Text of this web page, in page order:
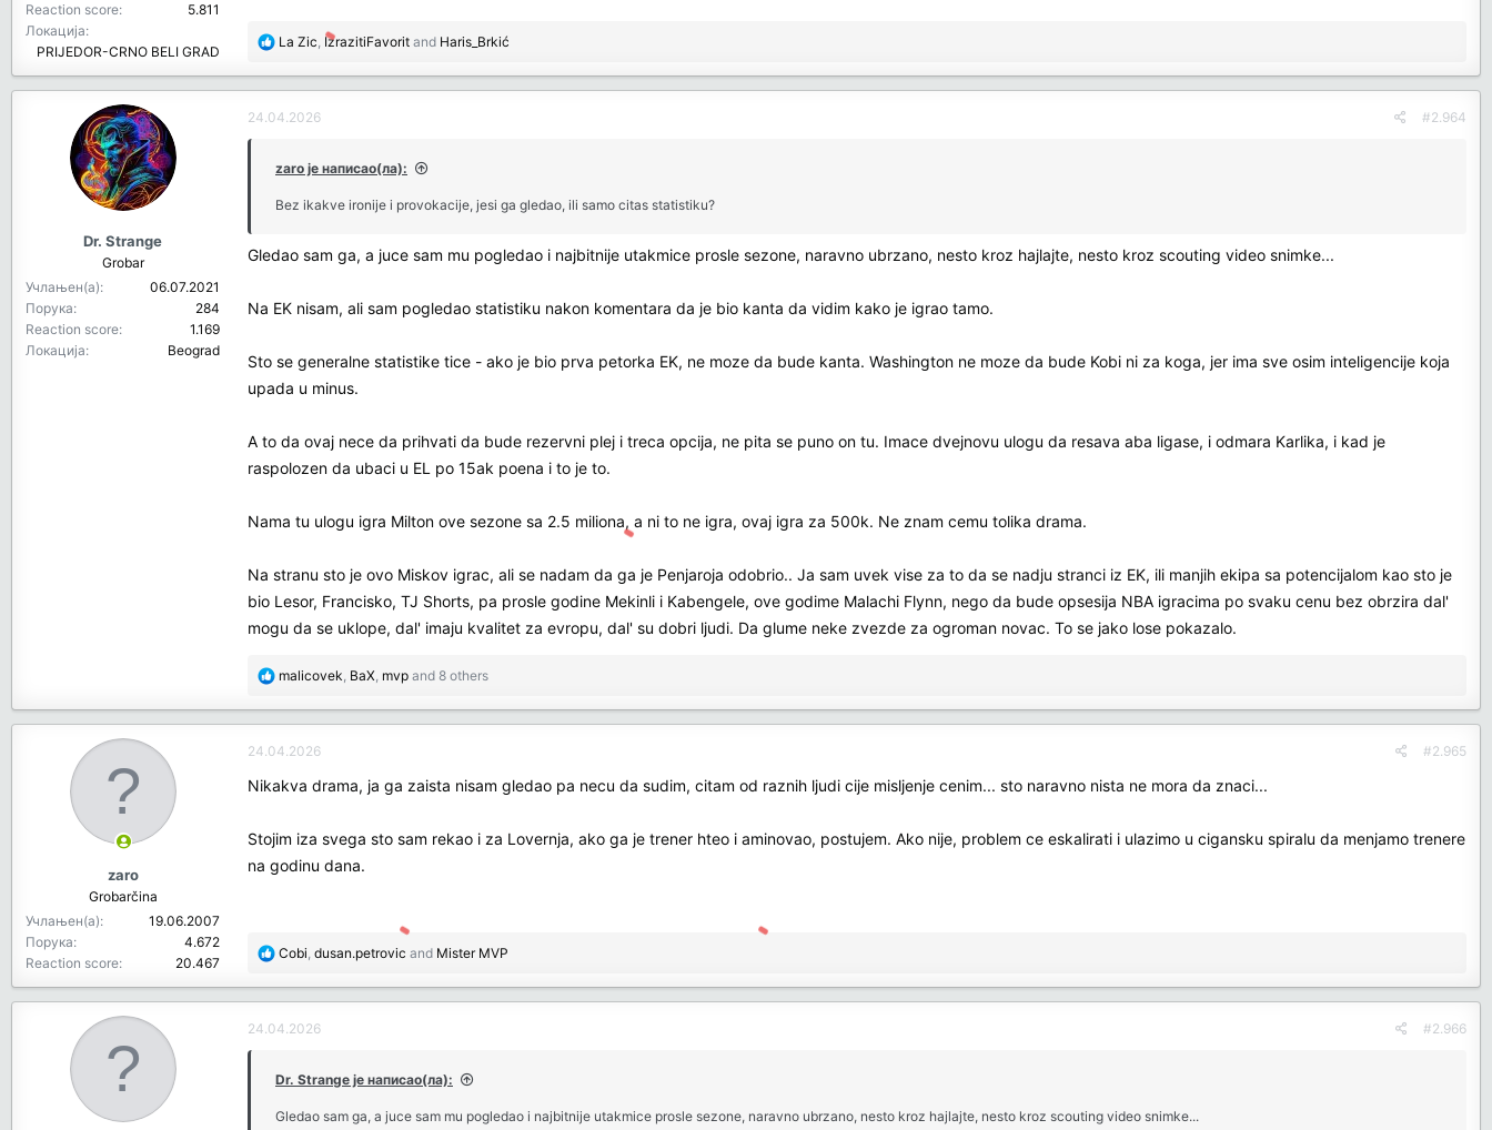
Reaction score
5.811
Локација
PRIJEDOR-CRNO BELI GRAD
R
t
o
s
La Zic, IzrazitiFavorit and Haris_Brkić
Dr. Strange
Grobar
Учлањен(а)
06.07.2021
Порука
284
Reaction score
1.169
Локација
Beograd
24.04.2026 #2.964
zaro је написао(ла):
Bez ikakve ironije i provokacije, jesi ga gledao, ili samo citas statistiku?
Gledao sam ga, a juce sam mu pogledao i najbitnije utakmice prosle sezone, naravno ubrzano, nesto kroz hajlajte, nesto kroz scouting video snimke...
Na EK nisam, ali sam pogledao statistiku nakon komentara da je bio kanta da vidim kako je igrao tamo.
Sto se generalne statistike tice - ako je bio prva petorka EK, ne moze da bude kanta. Washington ne moze da bude Kobi ni za koga, jer ima sve osim inteligencije koja
upada u minus.
A to da ovaj nece da prihvati da bude rezervni plej i treca opcija, ne pita se puno on tu. Imace dvejnovu ulogu da resava aba ligase, i odmara Karlika, i kad je
raspolozen da ubaci u EL po 15ak poena i to je to.
Nama tu ulogu igra Milton ove sezone sa 2.5 miliona, a ni to ne igra, ovaj igra za 500k. Ne znam cemu tolika drama.
Na stranu sto je ovo Miskov igrac, ali se nadam da ga je Penjaroja odobrio.. Ja sam uvek vise za to da se nadju stranci iz EK, ili manjih ekipa sa potencijalom kao sto je
bio Lesor, Francisko, TJ Shorts, pa prosle godine Mekinli i Kabengele, ove godime Malachi Flynn, nego da bude opsesija NBA igracima po svaku cenu bez obrzira dal'
mogu da se uklope, dal' imaju kvalitet za evropu, dal' su dobri ljudi. Da glume neke zvezde za ogroman novac. To se jako lose pokazalo.
R
t
i
s
:
malicovek, BaX, mvp and 8 others
zaro
Grobarčina
Учлањен(а)
19.06.2007
Порука
4.672
Reaction score
20.467
24.04.2026 #2.965
Nikakva drama, ja ga zaista nisam gledao pa necu da sudim, citam od raznih ljudi cije misljenje cenim... sto naravno nista ne mora da znaci...
Stojim iza svega sto sam rekao i za Lovernja, ako ga je trener hteo i aminovao, postujem. Ako nije, problem ce eskalirati i ulazimo u cigansku spiralu da menjamo trenere
na godinu dana.
R
a
t
o
s
Cobi dusan.petrovic and Mister MVP
24.04.2026 #2.966
Dr. Strange је написао(ла):
Gledao sam ga, a juce sam mu pogledao i najbitnije utakmice prosle sezone, naravno ubrzano, nesto kroz hajlajte, nesto kroz scouting video snimke...